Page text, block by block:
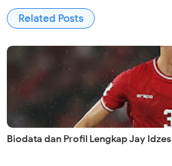
Related Posts
Biodata dan Profil Lengkap Jay Idzes